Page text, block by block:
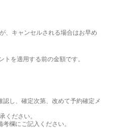
、キャンセルされる場合はお早め
を適用する前の金額です。
し、確定次第、改めて予約確定メ
ください。
欄にご記入ください。